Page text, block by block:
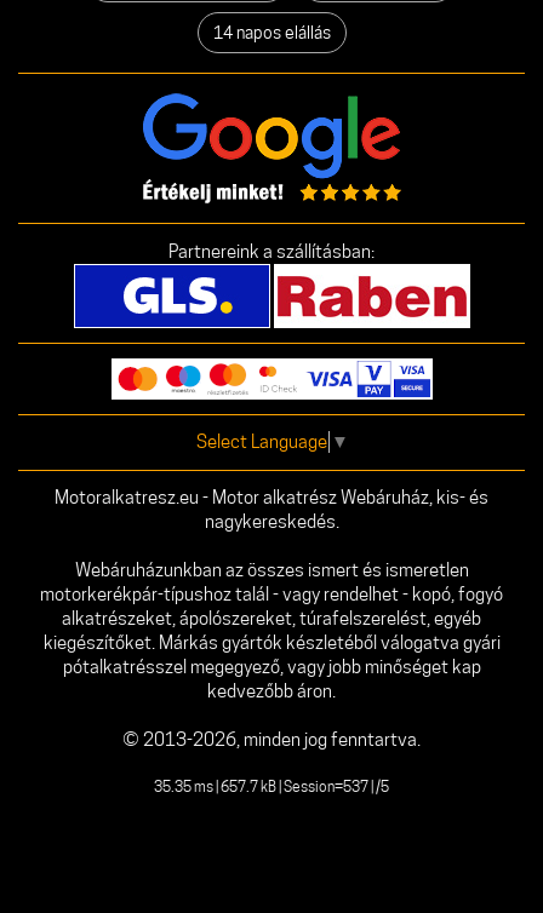
14 napos elállás
Partnereink a szállításban:
Select Language ▼
Motoralkatresz.eu - Motor alkatrész Webáruház, kis- és
nagykereskedés.
Webáruházunkban az összes ismert és ismeretlen
motorkerékpár-típushoz talál - vagy rendelhet - kopó, fogyó
alkatrészeket, ápolószereket, túrafelszerelést, egyéb
kiegészítőket. Márkás gyártók készletéből válogatva gyári
pótalkatrésszel megegyező, vagy jobb minőséget kap
kedvezőbb áron.
© 2013-2026, minden jog fenntartva.
35.35 ms | 657.7 kB | Session=537 | /5